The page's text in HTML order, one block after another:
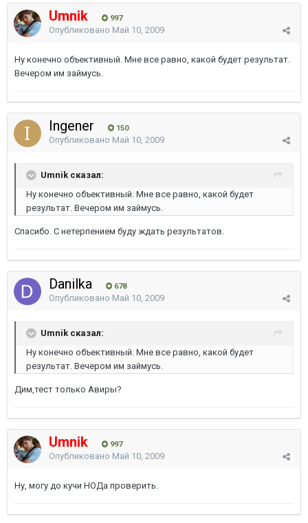
Umnik 997
Опубликовано Май 10, 2009
Ну конечно объективный. Мне все равно, какой будет результат.
Вечером им займусь.
Ingener 150
Опубликовано Май 10, 2009
Umnik сказал:
Ну конечно объективный. Мне все равно, какой будет
результат. Вечером им займусь.
Спасибо. С нетерпением буду ждать результатов.
Danilka 678
Опубликовано Май 10, 2009
Umnik сказал:
Ну конечно объективный. Мне все равно, какой будет
результат. Вечером им займусь.
Дим,тест только Авиры?
Umnik 997
Опубликовано Май 10, 2009
Ну, могу до кучи НОДа проверить.